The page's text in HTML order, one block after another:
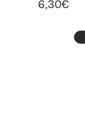
6,30€